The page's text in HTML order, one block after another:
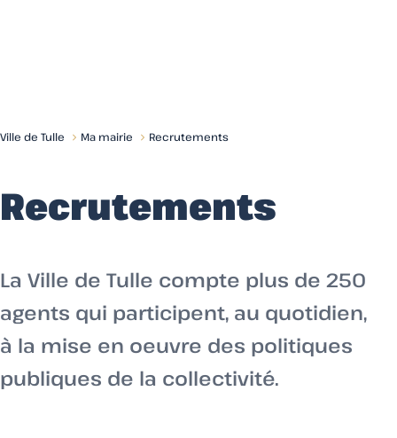
Ville de Tulle Ma mairie Recrutements
Recrutements
La Ville de Tulle compte plus de 250
agents qui participent, au quotidien,
à la mise en oeuvre des politiques
publiques de la collectivité.